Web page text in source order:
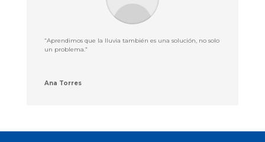
“Aprendimos que la lluvia también es una solución, no solo
un problema.”
Ana Torres